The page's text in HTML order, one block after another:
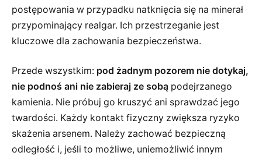
postępowania w przypadku natknięcia się na minerał
przypominający realgar. Ich przestrzeganie jest
kluczowe dla zachowania bezpieczeństwa.
Przede wszystkim: pod żadnym pozorem nie dotykaj,
nie podnoś ani nie zabieraj ze sobą podejrzanego
kamienia. Nie próbuj go kruszyć ani sprawdzać jego
twardości. Każdy kontakt fizyczny zwiększa ryzyko
skażenia arsenem. Należy zachować bezpieczną
odległość i, jeśli to możliwe, uniemożliwić innym